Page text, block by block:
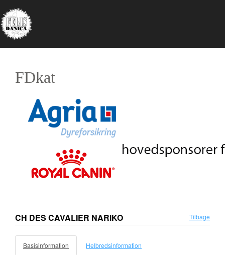
FDkat
CH DES CAVALIER NARIKO Tilbage
Basisinformation Helbredsinformation